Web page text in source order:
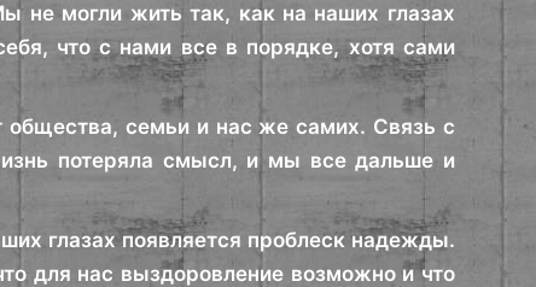
не могли жить так, как на наших глазах
что с нами все в порядке, хотя сами
общества, семьи и нас же самих. Связь с
потеряла смысл, и мы все дальше и
глазах появляется проблеск надежды.
для нас выздоровление возможно и что